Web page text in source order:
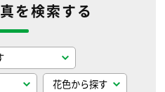
を検索する